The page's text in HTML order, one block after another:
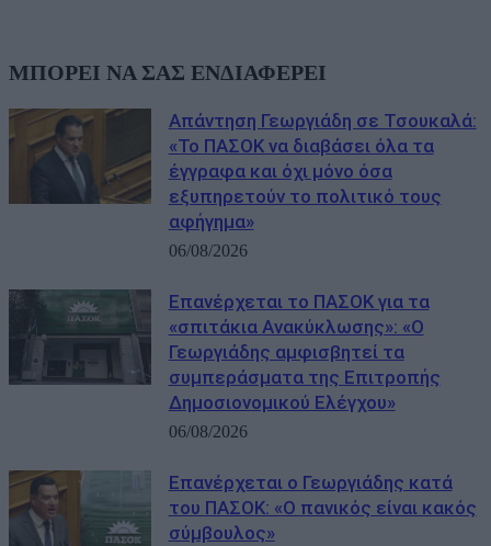
ΜΠΟΡΕΙ ΝΑ ΣΑΣ ΕΝΔΙΑΦΕΡΕΙ
Απάντηση Γεωργιάδη σε Τσουκαλά:
«Το ΠΑΣΟΚ να διαβάσει όλα τα
έγγραφα και όχι μόνο όσα
εξυπηρετούν το πολιτικό τους
αφήγημα»
06/08/2026
Επανέρχεται το ΠΑΣΟΚ για τα
«σπιτάκια Ανακύκλωσης»: «Ο
Γεωργιάδης αμφισβητεί τα
συμπεράσματα της Επιτροπής
Δημοσιονομικού Ελέγχου»
06/08/2026
Επανέρχεται ο Γεωργιάδης κατά
του ΠΑΣΟΚ: «Ο πανικός είναι κακός
σύμβουλος»